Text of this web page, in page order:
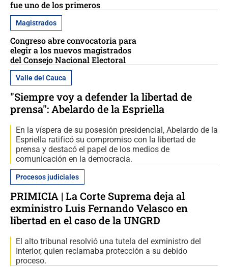
fue uno de los primeros
Magistrados
Congreso abre convocatoria para
elegir a los nuevos magistrados
del Consejo Nacional Electoral
Valle del Cauca
"Siempre voy a defender la libertad de
prensa": Abelardo de la Espriella
En la víspera de su posesión presidencial, Abelardo de la
Espriella ratificó su compromiso con la libertad de
prensa y destacó el papel de los medios de
comunicación en la democracia.
Procesos judiciales
PRIMICIA | La Corte Suprema deja al
exministro Luis Fernando Velasco en
libertad en el caso de la UNGRD
El alto tribunal resolvió una tutela del exministro del
Interior, quien reclamaba protección a su debido
proceso.